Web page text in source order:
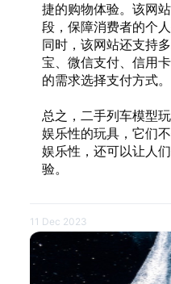
捷的购物体验。该网
段，保障消费者的个
同时，该网站还支持
宝、微信支付、信用
的需求选择支付方式。
总之，二手列车模型
娱乐性的玩具，它们
娱乐性，还可以让人
验。
11 Dec 2023